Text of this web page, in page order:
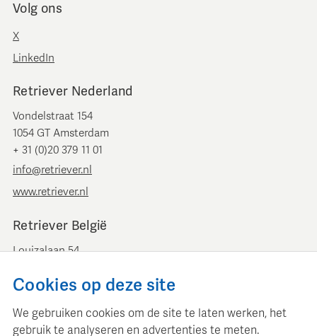
Volg ons
X
LinkedIn
Retriever Nederland
Vondelstraat 154
1054 GT Amsterdam
+ 31 (0)20 379 11 01
info@retriever.nl
www.retriever.nl
Retriever België
Louizalaan 54
+ 32 (0)2 893 00 52
www.retrievermedia.be
Cookies op deze site
We gebruiken cookies om de site te laten werken, het
gebruik te analyseren en advertenties te meten.